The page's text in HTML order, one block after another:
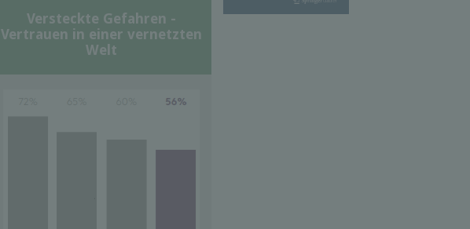
Versteckte Gefahren -
Vertrauen in einer vernetzten
Welt